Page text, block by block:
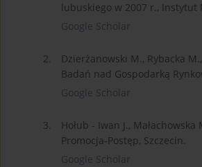
lubuskiego w 2007 r., Instytut
Google Scholar
2.
Dzierżanowski M., Rybacka
Badań nad Gospodarką
Google Scholar
3.
Hołub - Iwan J.,
Promocja-Postęp, Szczecin.
Google Scholar